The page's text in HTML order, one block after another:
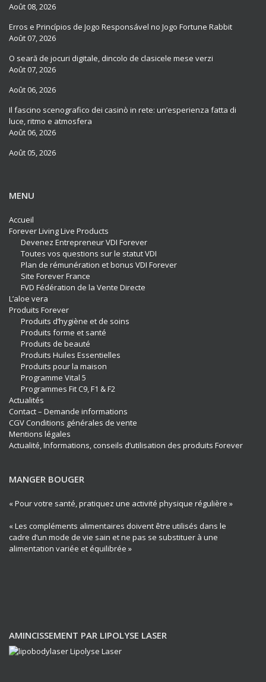
Août 08, 2026
Erros e Princípios de Jogo Responsável no Jogo Fortune Rabbit
Août 07, 2026
O seară de jocuri digitale, dincolo de clasicele mese verzi
Août 07, 2026
Août 06, 2026
Il fascino scenografico dei casinò in rete: un’esperienza fatta di
luce, ritmo e atmosfera
Août 06, 2026
Août 05, 2026
MENU
Accueil
Forever Living Live Products
Devenez Entrepreneur VDI Forever
Toutes vos questions sur le statut VDI
Plan de rémunération et bonus VDI Forever
Site Forever France
FVD Fédération de la Vente Directe
L’aloe vera
Produits Forever
Produits d’hygiène et de soins
Produits forme et santé
Produits de beauté
Produits Huiles Essentielles
Produits pour la maison
Programme Vital 5
Programmes Fit C9, F1 & F2
Actualités
Contact – Demande informations
CGV Conditions générales de vente
Mentions légales
Actualité, Informations, conseils d’utilisation des produits Forever
MANGER BOUGER
« Pour votre santé, pratiquez une activité physique régulière »
« Les compléments alimentaires doivent être utilisés dans le
cadre d’un mode de vie sain et ne pas se substituer à une
alimentation variée et équilibrée »
AMINCISSEMENT PAR LIPOLYSE LASER